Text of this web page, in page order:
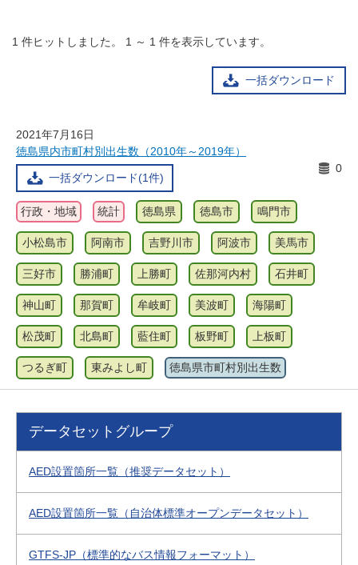
1 件ヒットしました。 1 ～ 1 件を表示しています。
一括ダウンロード
2021年7月16日
徳島県内市町村別出生数（2010年～2019年）
一括ダウンロード(1件)
0
行政・地域 統計 徳島県 徳島市 鳴門市
小松島市 阿南市 吉野川市 阿波市 美馬市
三好市 勝浦町 上勝町 佐那河内村 石井町
神山町 那賀町 牟岐町 美波町 海陽町
松茂町 北島町 藍住町 板野町 上板町
つるぎ町 東みよし町 徳島県市町村別出生数
データセットグループ
AED設置箇所一覧（推奨データセット）
AED設置箇所一覧（自治体標準オープンデータセット）
GTFS-JP（標準的なバス情報フォーマット）